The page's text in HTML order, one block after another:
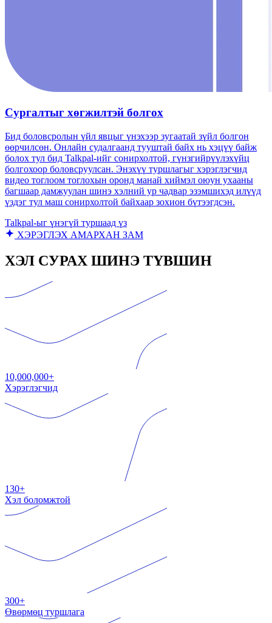
Сургалтыг хөгжилтэй болгох
Бид боловсролын үйл явцыг үнэхээр зугаатай зүйл болгон
өөрчилсөн. Онлайн судалгаанд тууштай байх нь хэцүү байж
болох тул бид Talkpal-ийг сонирхолтой, гүнзгийрүүлэхүйц
болгохоор боловсруулсан. Энэхүү туршлагыг хэрэглэгчид
видео тоглоом тоглохын оронд манай хиймэл оюун ухааны
багшаар дамжуулан шинэ хэлний ур чадвар эзэмшихэд илүүд
үздэг тул маш сонирхолтой байхаар зохион бүтээгдсэн.
Talkpal-ыг үнэгүй туршаад үз
ХЭРЭГЛЭХ АМАРХАН ЗАМ
ХЭЛ СУРАХ ШИНЭ ТҮВШИН
10,000,000+
Хэрэглэгчид
130+
Хэл боломжтой
300+
Өвөрмөц туршлага